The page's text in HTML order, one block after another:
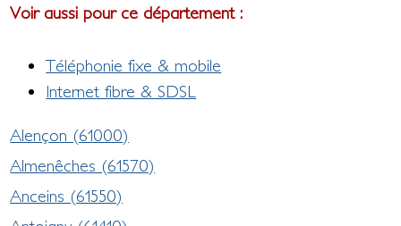
Voir aussi pour ce département :
Téléphonie fixe & mobile
Internet fibre & SDSL
Alençon (61000)
Almenêches (61570)
Anceins (61550)